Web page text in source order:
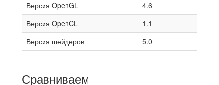
Версия OpenGL
4.6
Версия OpenCL
1.1
Версия шейдеров
5.0
Сравниваем